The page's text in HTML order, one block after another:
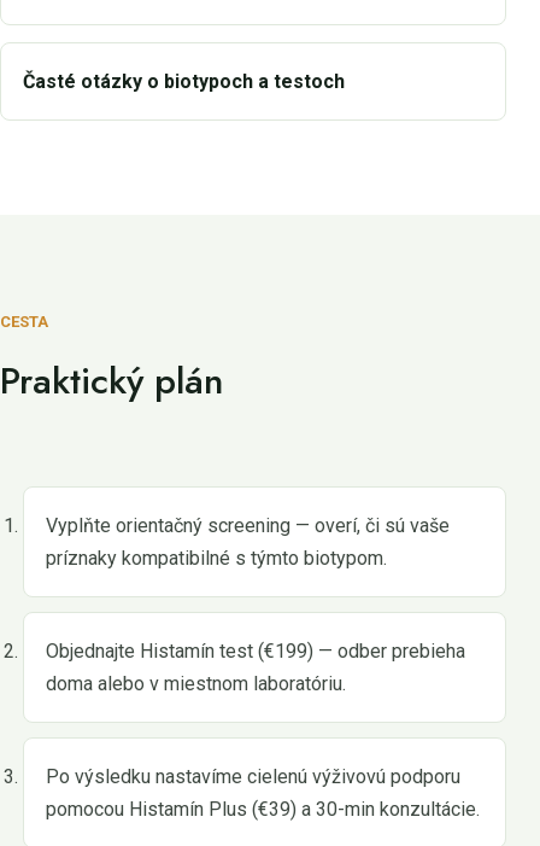
Časté otázky o biotypoch a testoch
CESTA
Praktický plán
Vyplňte orientačný screening — overí, či sú vaše
príznaky kompatibilné s týmto biotypom.
Objednajte Histamín test (€199) — odber prebieha
doma alebo v miestnom laboratóriu.
Po výsledku nastavíme cielenú výživovú podporu
pomocou Histamín Plus (€39) a 30-min konzultácie.